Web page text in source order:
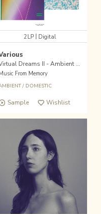
2LP| Digital
Virtual Dreams II - Ambient Explorations In The House & Techno Age, Japan 1993-1999
From Memory
/ DOMESTIC
Sample Wishlist